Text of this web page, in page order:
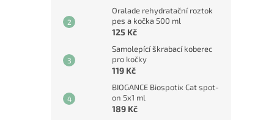
Oralade rehydratační roztok
pes a kočka 500 ml
125 Kč
Samolepící škrabací koberec
pro kočky
119 Kč
BIOGANCE Biospotix Cat spot-
on 5x1 ml
189 Kč